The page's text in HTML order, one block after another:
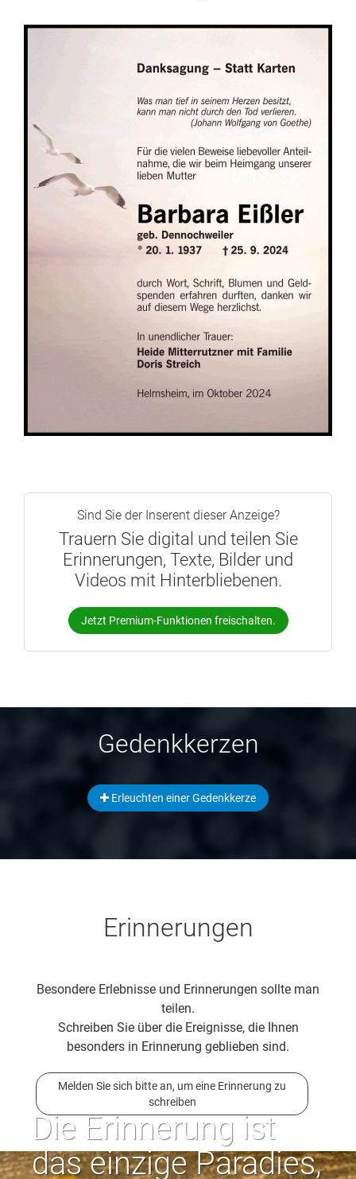
Sind Sie der Inserent dieser Anzeige?
Trauern Sie digital und teilen Sie
Erinnerungen, Texte, Bilder und
Videos mit Hinterbliebenen.
Jetzt Premium-Funktionen freischalten.
Gedenkkerzen
Erleuchten einer Gedenkkerze
Erinnerungen
Besondere Erlebnisse und Erinnerungen sollte man
teilen.
Schreiben Sie über die Ereignisse, die Ihnen
besonders in Erinnerung geblieben sind.
Melden Sie sich bitte an, um eine Erinnerung zu
schreiben
Die Erinnerung ist
das einzige Paradies,